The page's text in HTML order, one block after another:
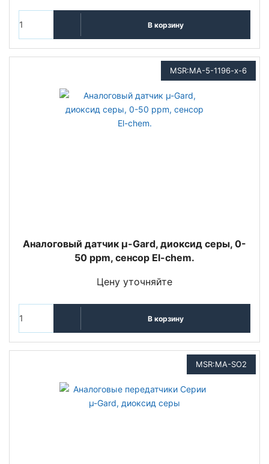
В корзину
MSR:MA-5-1196-x-6
Аналоговый датчик µ-Gard, диоксид серы, 0-
50 ppm, сенсор El-chem.
Цену уточняйте
В корзину
MSR:MA-SO2